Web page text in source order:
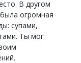
В другом
огромная
супами,
Ты мог